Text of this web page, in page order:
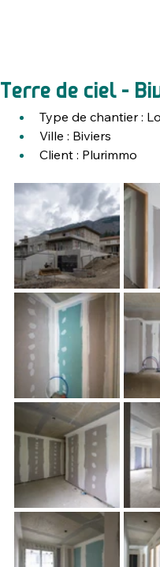
Terre de ciel -
Type de chantier :
Ville : Biviers
Client : Plurimmo